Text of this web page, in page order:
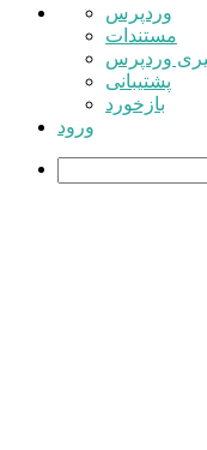
درباره
وردپرس
وردپرس
مستندات
وردپرس
پشتیبانی
بازخورد
ورود